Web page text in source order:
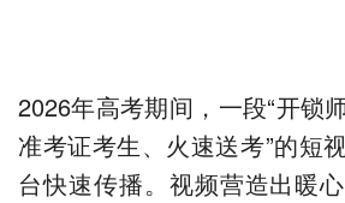
2026年高考期间，一段“开锁
准考证考生、火速送考”的短
台快速传播。视频营造出暖